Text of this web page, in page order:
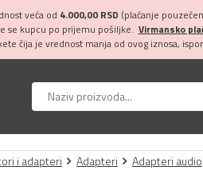
veća od 4.000,00 RSD (plaćanje
se kupcu po prijemu pošiljke. Virmansko
čija je vrednost manja od ovog iznosa,
i adapteri Adapteri Adapteri audio